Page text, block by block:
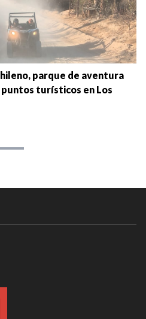
parque de aventura
turísticos en Los